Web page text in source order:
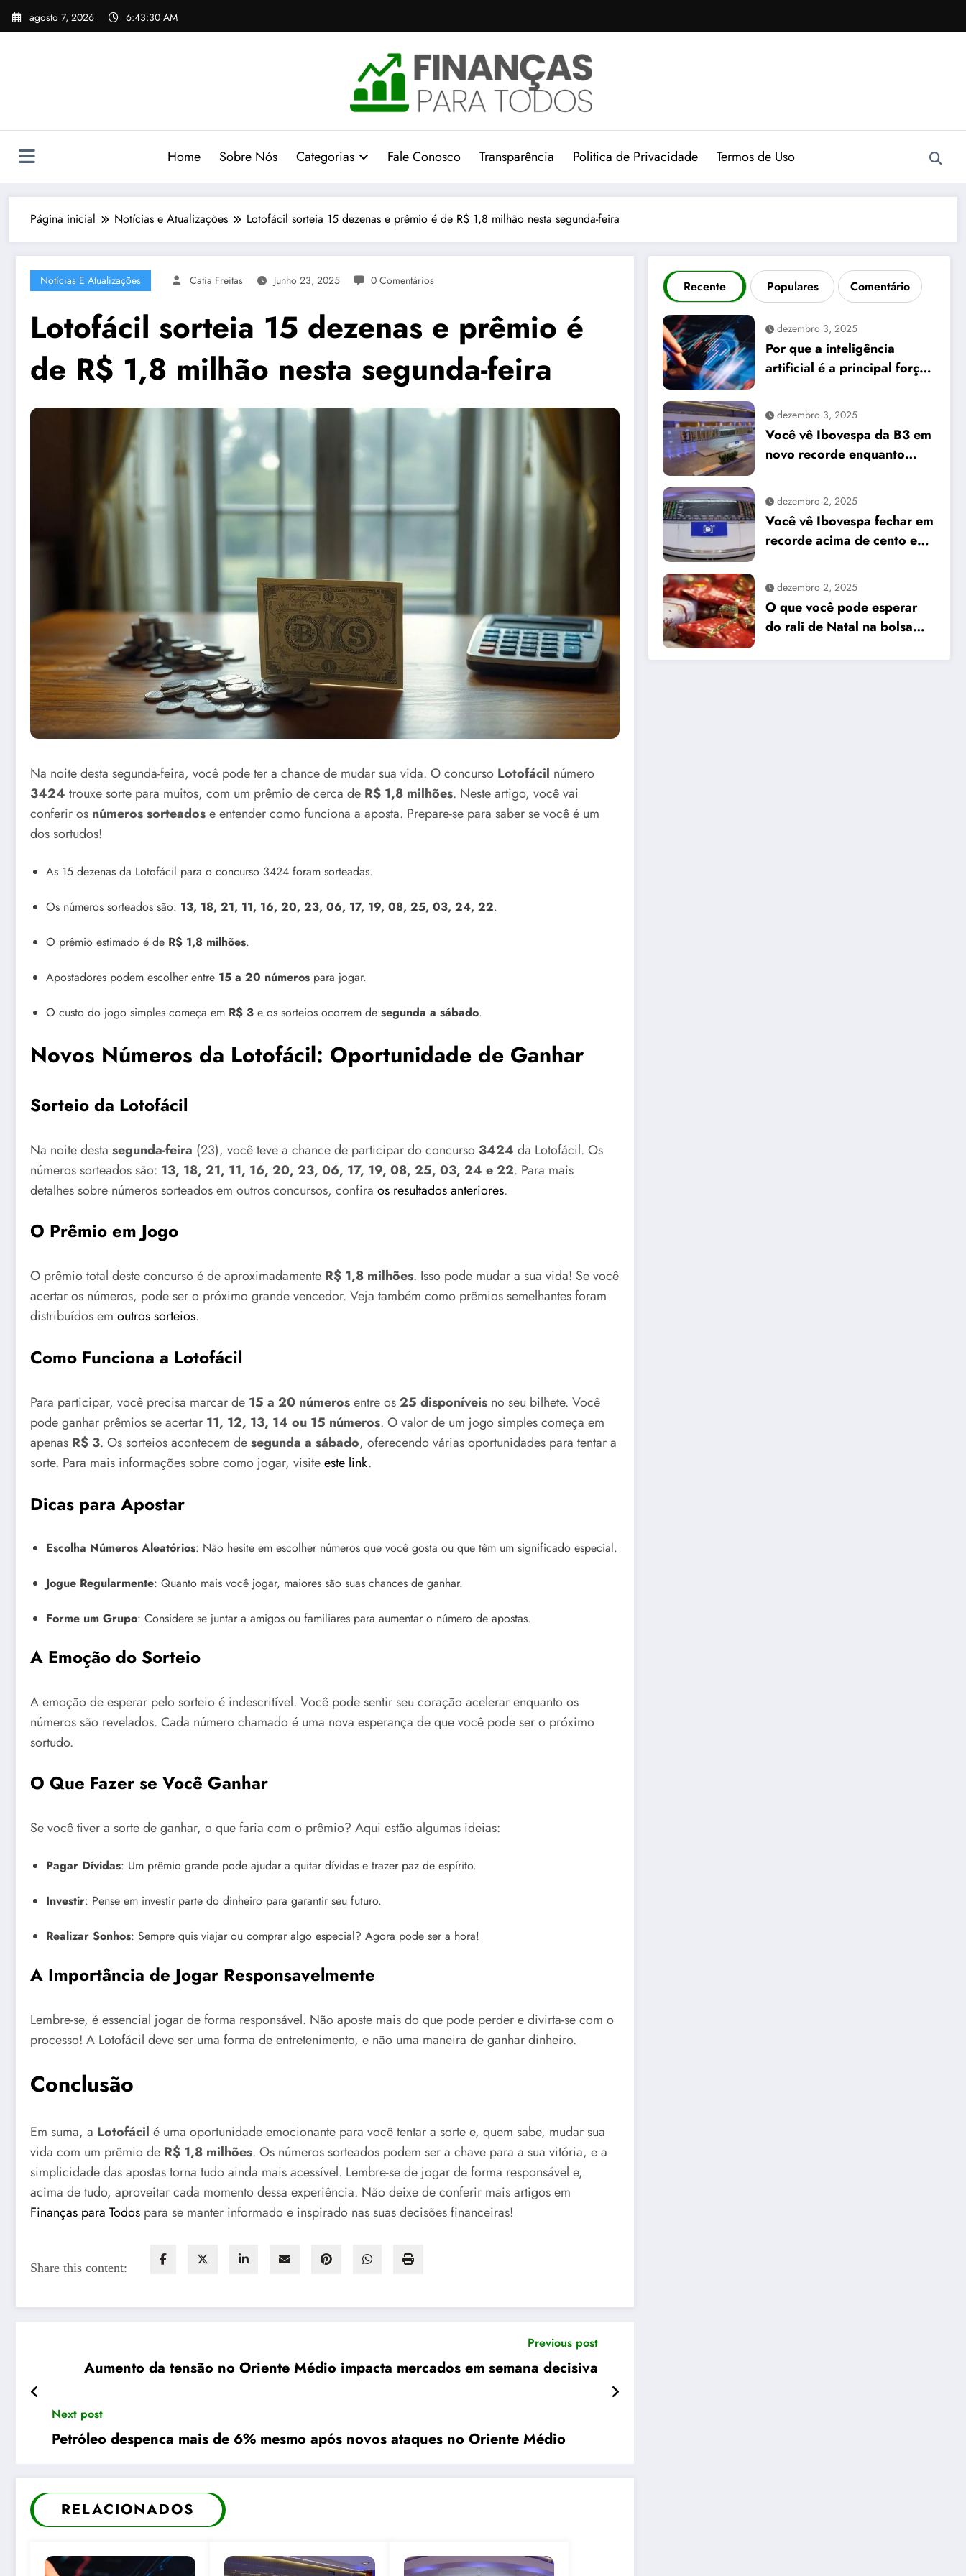
Pular
para
agosto 7, 2026 6:43:31 AM
Home Sobre Nós Categorias Fale Conosco Transparência Politica de Privacidade Termos de Uso
Página inicial Notícias e Atualizações Lotofácil sorteia 15 dezenas e prêmio é de R$ 1,8 milhão nesta segunda-feira
Notícias E Atualizações Catia Freitas Junho 23, 2025 0 Comentários
Lotofácil sorteia 15 dezenas e prêmio é
de R$ 1,8 milhão nesta segunda-feira
Na noite desta segunda-feira, você pode ter a chance de mudar sua vida. O concurso Lotofácil número
3424 trouxe sorte para muitos, com um prêmio de cerca de R$ 1,8 milhões. Neste artigo, você vai
conferir os números sorteadose entender como funciona a aposta. Prepare-se para saber se você é um
dos sortudos!
As 15 dezenas da Lotofácil para o concurso 3424 foram sorteadas.
Os números sorteados são: 13, 18, 21, 11, 16, 20, 23, 06, 17, 19, 08, 25, 03, 24, 22.
O prêmio estimado é de R$ 1,8 milhões.
Apostadores podem escolher entre 15 a 20 números para jogar.
O custo do jogo simples começa em R$ 3 e os sorteios ocorrem de segunda a sábado.
Novos Números da Lotofácil: Oportunidade de Ganhar
Sorteio da Lotofácil
Na noite desta segunda-feira (23), você teve a chance de participar do concurso 3424 da Lotofácil. Os
números sorteados são: 13, 18, 21, 11, 16, 20, 23, 06, 17, 19, 08, 25, 03, 24 e 22. Para mais
detalhes sobre números sorteados em outros concursos, confira os resultados anteriores.
O Prêmio em Jogo
O prêmio total deste concurso é de aproximadamente R$ 1,8 milhões. Isso pode mudar a sua vida! Se você
acertar os números, pode ser o próximo grande vencedor. Veja também como prêmios semelhantes foram
distribuídos em outros sorteios.
Como Funciona a Lotofácil
Para participar, você precisa marcar de 15 a 20 númerosentre os25 disponíveis no seu bilhete. Você
pode ganhar prêmios se acertar 11, 12, 13, 14 ou 15 números. O valor de um jogo simples começa em
apenas R$ 3. Os sorteios acontecem desegunda a sábado, oferecendo várias oportunidades para tentar a
sorte. Para mais informações sobre como jogar, visiteeste link.
Dicas para Apostar
Escolha Números Aleatórios: Não hesite em escolher números que você gosta ou que têm um significado especial.
Jogue Regularmente: Quanto mais você jogar, maiores são suas chances de ganhar.
Forme um Grupo: Considere se juntar a amigos ou familiares para aumentar o número de apostas.
A Emoção do Sorteio
A emoção de esperar pelo sorteio é indescritível. Você pode sentir seu coração acelerar enquanto os
números são revelados. Cada número chamado é uma nova esperança de que você pode ser o próximo
sortudo.
O Que Fazer se Você Ganhar
Se você tiver a sorte de ganhar, o que faria com o prêmio? Aqui estão algumas ideias:
Pagar Dívidas: Um prêmio grande pode ajudar a quitar dívidas e trazer paz de espírito.
Investir: Pense em investir parte do dinheiro para garantir seu futuro.
Realizar Sonhos: Sempre quis viajar ou comprar algo especial? Agora pode ser a hora!
A Importância de Jogar Responsavelmente
Lembre-se, é essencial jogar de forma responsável. Não aposte mais do que pode perder e divirta-se com o
processo! A Lotofácil deve ser uma forma de entretenimento, e não uma maneira de ganhar dinheiro.
Conclusão
Em suma, a Lotofácil é uma oportunidade emocionante para você tentar a sorte e, quem sabe, mudar sua
vida com um prêmio de R$ 1,8 milhões. Os números sorteados podem ser a chave para a sua vitória, e a
simplicidade das apostas torna tudo ainda mais acessível. Lembre-se de jogar de forma responsável e,
acima de tudo, aproveitar cada momento dessa experiência. Não deixe de conferir mais artigos em
Finanças para Todos para se manter informado e inspirado nas suas decisões financeiras!
Share this content:
Previous post
Aumento da tensão no Oriente Médio impacta mercados em semana decisiva
Next post
Petróleo despenca mais de 6% mesmo após novos ataques no Oriente Médio
RELACIONADOS
Recente Populares Comentário
dezembro 3, 2025
Por que a inteligência
artificial é a principal força
significa para seus
investimentos
dezembro 3, 2025
Você vê Ibovespa da B3 em
novo recorde enquanto
dezembro 2, 2025
Você vê Ibovespa fechar em
recorde acima de cento e
enquanto dólar recua para
cinco reais e trinta e três
centavos
dezembro 2, 2025
O que você pode esperar
do rali de Natal na bolsa